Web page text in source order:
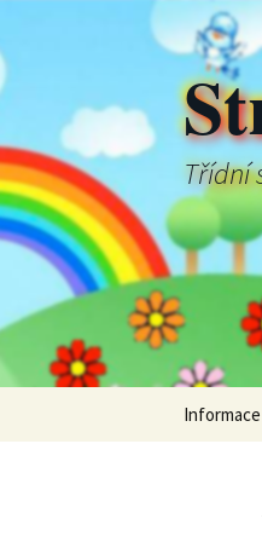
Třídní
Informace